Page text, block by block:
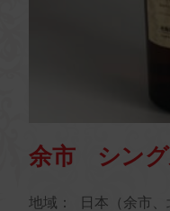
余市 シン
地域：
日本（余市、